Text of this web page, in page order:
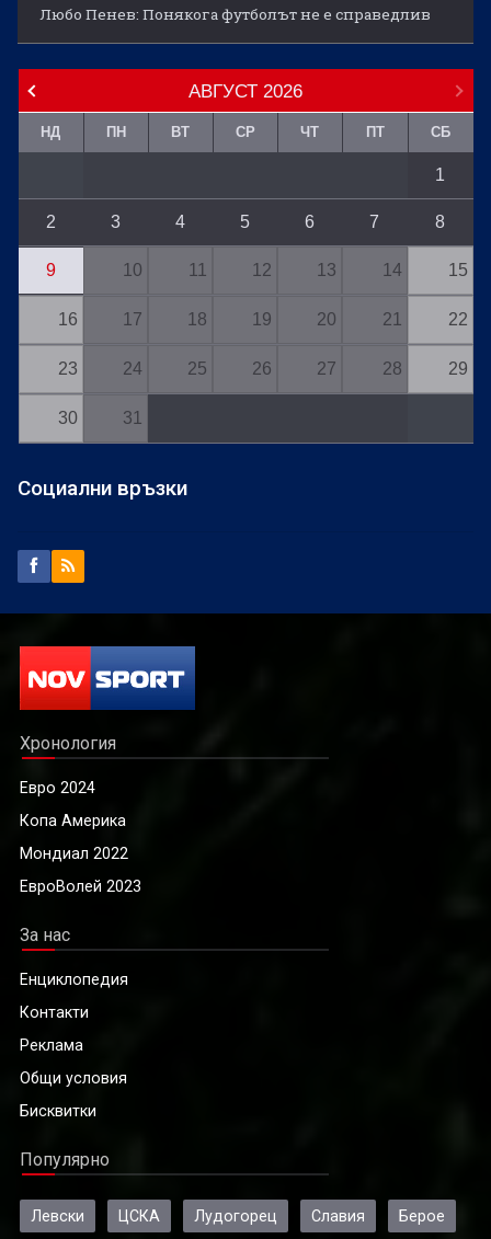
Любо Пенев: Понякога футболът не е справедлив
АВГУСТ 2026
НД ПН ВТ СР ЧТ ПТ СБ
1
2 3 4 5 6 7 8
9 10 11 12 13 14 15
16 17 18 19 20 21 22
23 24 25 26 27 28 29
30 31
Социални връзки
Хронология
Евро 2024
Копа Америка
Мондиал 2022
ЕвроВолей 2023
За нас
Енциклопедия
Контакти
Реклама
Общи условия
Бисквитки
Популярно
Левски ЦСКА Лудогорец Славия Берое